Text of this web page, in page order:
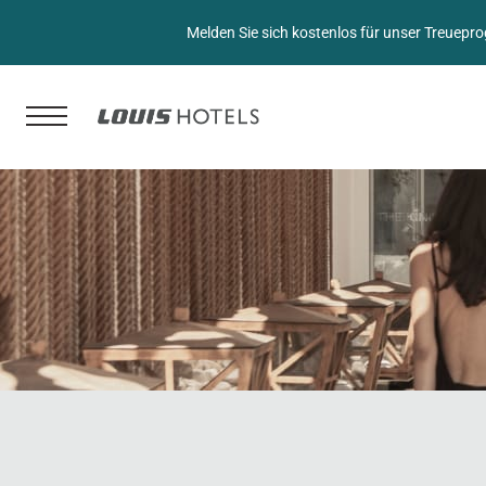
Melden Sie sich kostenlos für unser